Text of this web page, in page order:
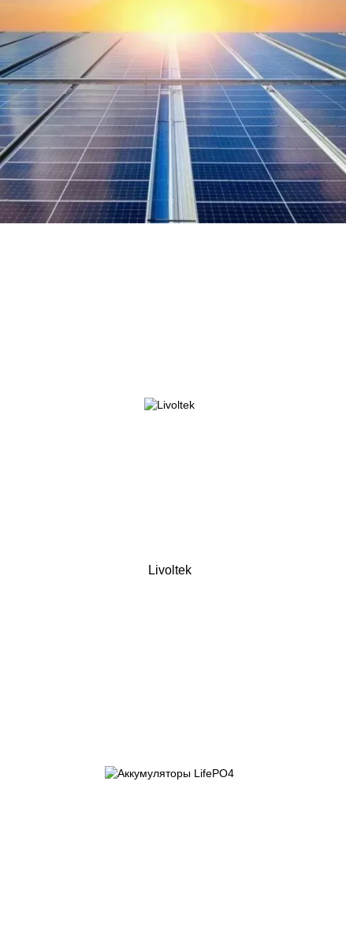
Livoltek